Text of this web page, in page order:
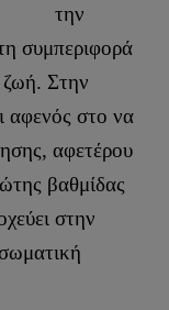
την
συμπεριφορά
ζωή. Στην
αφενός στο να
αφετέρου
βαθμίδας
στην